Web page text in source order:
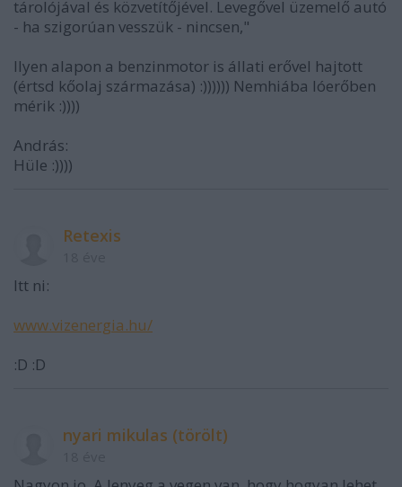
tárolójával és közvetítőjével. Levegővel üzemelő autó
- ha szigorúan vesszük - nincsen,"
Ilyen alapon a benzinmotor is állati erővel hajtott
(értsd kőolaj származása) :)))))) Nemhiába lóerőben
mérik :))))
András:
Hüle :))))
Retexis
Itt ni:
www.vizenergia.hu/
:D :D
nyari mikulas (törölt)